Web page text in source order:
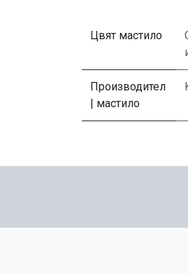
Цвят мастило
Производител
| мастило